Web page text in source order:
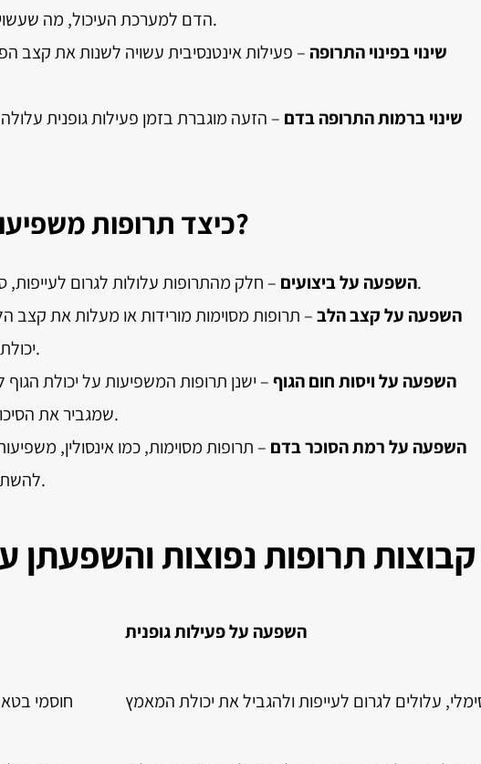
הדם למערכת העיכול, מה שעשוי להאט את ספיגת התרופה.
שינוי בפינוי התרופה – פעילות אינטנסיבית עשויה לשנות את קצב
שינוי ברמות התרופה בדם – הזעה מוגברת בזמן פעילות גופנית
כיצד תרופות משפיעות על פעילות גופנית?
השפעה על ביצועים– חלק מהתרופות עלולות לגרום לעייפות, סחרחורת או חולשת שרירים.
השפעה על קצב הלב– תרופות מסוימות מורידות או מעלות את
יכולת הגוף להתמודד עם מאמץ.
השפעה על ויסות חום הגוף– ישנן תרופות המשפיעות על יכולת
שמגביר את הסיכון להתייבשות או למכת חום.
השפעה על רמת הסוכר בדם – תרופות מסוימות, כמו אינסולין,
להשתנות במהלך פעילות גופנית.
קבוצות תרופות נפוצות והשפעתן
השפעה על פעילות גופנית
חוסמי עלולים לגרום לעייפות ולהגביל את יכולת המאמץ